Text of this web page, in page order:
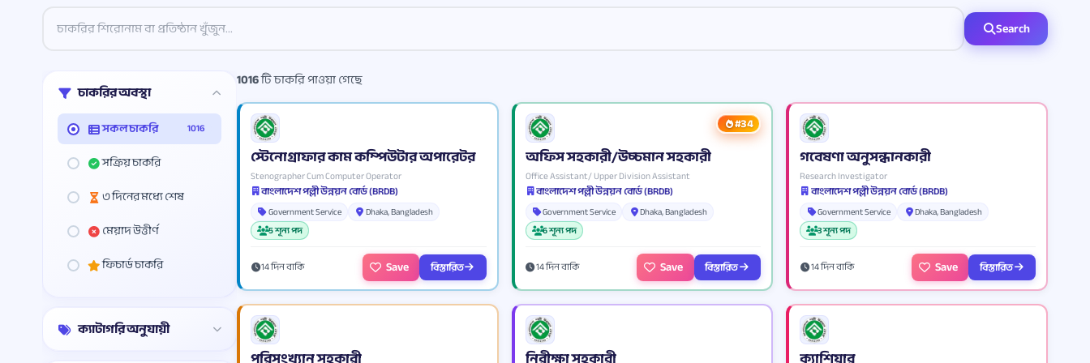
Search
চাকরির অবস্থা
সকল চাকরি 1016
সক্রিয় চাকরি
৩ দিনের মধ্যে শেষ
মেয়াদ উত্তীর্ণ
ফিচার্ড চাকরি
ক্যাটাগরি অনুযায়ী
1016টি চাকরি পাওয়া গেছে
স্টেনোগ্রাফার কাম কম্পিউটার অপারেটর
Stenographer Cum Computer Operator
বাংলাদেশ পল্লী উন্নয়ন বোর্ড (BRDB)
Government Service
Dhaka, Bangladesh
5 শূন্য পদ
14 দিন বাকি Save বিস্তারিত
#34
অফিস সহকারী/উচ্চমান সহকারী
Office Assistant/ Upper Division Assistant
বাংলাদেশ পল্লী উন্নয়ন বোর্ড (BRDB)
Government Service
Dhaka, Bangladesh
6 শূন্য পদ
14 দিন বাকি Save বিস্তারিত
গবেষণা অনুসন্ধানকারী
Research Investigator
বাংলাদেশ পল্লী উন্নয়ন বোর্ড (BRDB)
Government Service
Dhaka, Bangladesh
3 শূন্য পদ
14 দিন বাকি Save বিস্তারিত